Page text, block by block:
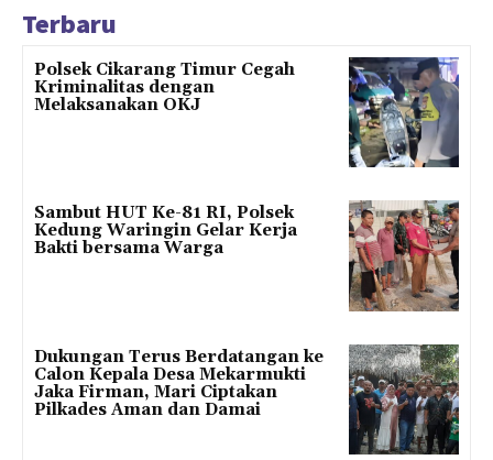
Terbaru
Polsek Cikarang Timur Cegah
Kriminalitas dengan
Melaksanakan OKJ
Sambut HUT Ke-81 RI, Polsek
Kedung Waringin Gelar Kerja
Bakti bersama Warga
Dukungan Terus Berdatangan ke
Calon Kepala Desa Mekarmukti
Jaka Firman, Mari Ciptakan
Pilkades Aman dan Damai